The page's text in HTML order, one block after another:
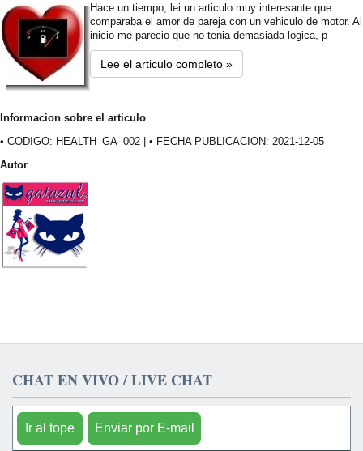
Hace un tiempo, lei un articulo muy interesante que
comparaba el amor de pareja con un vehiculo de motor. Al
inicio me parecio que no tenia demasiada logica, p
Lee el articulo completo »
Informacion sobre el articulo
• CODIGO: HEALTH_GA_002 | • FECHA PUBLICACION: 2021-12-05
Autor
CHAT EN VIVO / LIVE CHAT
Ir al tope Enviar por E-mail